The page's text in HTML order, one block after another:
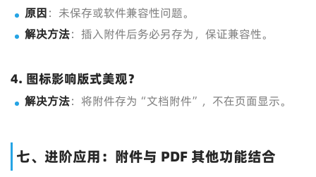
原因：未保存或软件兼容性问题。
解决方法：插入附件后务必另存为，保证兼容性。
4. 图标影响版式美观？
解决方法：将附件存为“文档附件”，不在页面显示。
七、进阶应用：附件与 PDF 其他功能结合